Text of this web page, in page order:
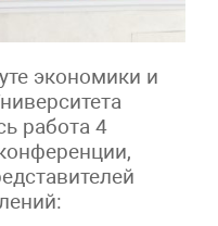
экономики и
работа 4